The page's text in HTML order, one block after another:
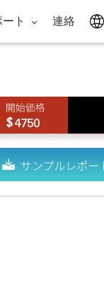
ト 連絡
4750